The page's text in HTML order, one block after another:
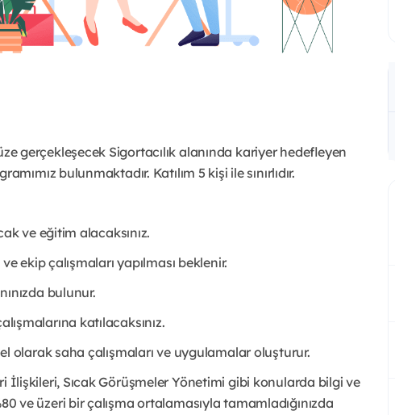
gerçekleşecek Sigortacılık alanında kariyer hedefleyen
bulunmaktadır. Katılım 5 kişi ile sınırlıdır.
ve eğitim alacaksınız.
ekip çalışmaları yapılması beklenir.
bulunur.
katılacaksınız.
olarak saha çalışmaları ve uygulamalar oluşturur.
İlişkileri, Sıcak Görüşmeler Yönetimi gibi konularda bilgi ve
ve üzeri bir çalışma ortalamasıyla tamamladığınızda